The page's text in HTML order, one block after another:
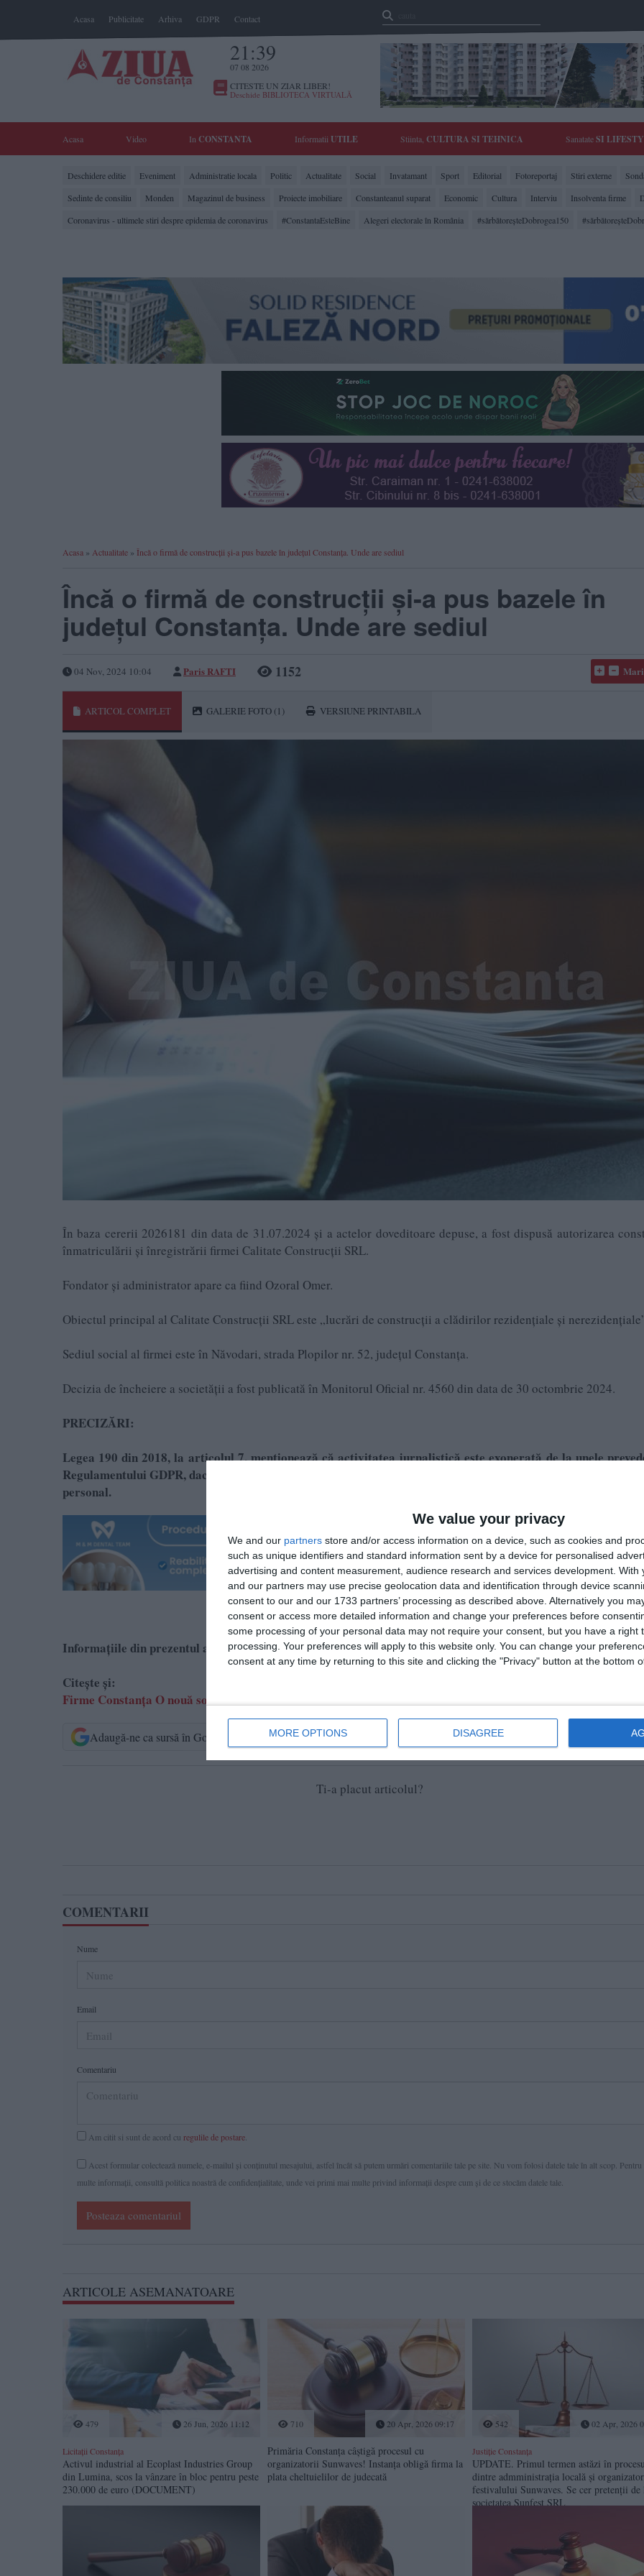
We value your privacy
We and our partners store and/or access information on a device, such as cookies and
such as unique identifiers and standard information sent by a device for personalised
advertising and content measurement, audience research and services development. With
and our partners may use precise geolocation data and identification through device
consent to our and our 1733 partners’ processing as described above. Alternatively you
consent or access more detailed information and change your preferences before
some processing of your personal data may not require your consent, but you have a right
processing. Your preferences will apply to this website only. You can change your
consent at any time by returning to this site and clicking the "Privacy" button at the bottom
MORE OPTIONS DISAGREE
Acasa Publicitate Arhiva GDPR Contact
21:39
07 08 2026
CITESTE UN ZIAR LIBER!
Deschide BIBLIOTECA VIRTUALĂ
Acasa Video In CONSTANTA Informatii UTILE Stiinta, CULTURA SI TEHNICA SanatateSI
Deschidere editie Eveniment Administratie locala Politic Actualitate Social Invatamant Sport Editorial Fotoreportaj Stiri externe
Sedinte de consiliu
Monden Magazinul de business Proiecte imobiliare Constanteanul suparat Economic Cultura Interviu Insolventa firme
Coronavirus - ultimele stiri despre epidemia de coronavirus
#ConstantaEsteBine Alegeri electorale în România #sărbătoreşteDobrogea150
Acasa » Actualitate » Încă o firmă de construcții și-a pus bazele în județul Constanța. Unde are sediul
Încă o firmă de construcții și-a pus bazele în
județul Constanța. Unde are sediul
04 Nov, 2024 10:04 Paris RAFTI 1152
ARTICOL COMPLET GALERIE FOTO (1) VERSIUNE PRINTABILA
În baza cererii 2026181 din data de 31.07.2024 și a actelor doveditoare depuse, a fost dispusă autorizarea
înmatriculării și înregistrării firmei Calitate Construcții SRL.
Fondator și administrator apare ca fiind Ozoral Omer.
Obiectul principal al Calitate Construcții SRL este „lucrări de construcții a clădirilor rezidențiale și
Sediul social al firmei este în Năvodari, strada Plopilor nr. 52, județul Constanța.
Decizia de încheiere a societății a fost publicată în Monitorul Oficial nr. 4560 din data de 30 octombrie 2024.
PRECIZĂRI:
Legea 190 din 2018, la articolul 7, menţionează că activitatea jurnalistică este exonerată de la unele
Regulamentului GDPR, dacă se păstrează un echilibru între libertatea de exprimare şi protecţia datelor cu
personal.
Informațiile din prezentul articol sunt de interes public și sunt obținute din surse publice deschise.
Citește și:
Firme Constanța O nouă societate de construcții și-a pus bazele în Valu lui Traian
Adaugă-ne ca sursă în Google Urmărește-ne pe Google News Urmărește-ne pe Whatsapp
Ti-a placut articolul?
COMENTARII
Nume
Email
Comentariu
Am citit si sunt de acord cu regulile de postare
Acest formular colectează numele, e-mailul şi conținutul mesajului, astfel încât să putem urmări comentariile tale pe site. Nu vom folosi datele tale în alt scop. Pentru
multe informaţii, consultă politica noastră de confidenţialitate, unde vei primi mai multe privind informaţii despre cum și de ce stocăm datele tale.
Posteaza comentariul
ARTICOLE ASEMANATOARE
479 26 Jun, 2026 11:12
Licitații Constanța
Activul industrial al Ecoplast Industries Group
din Lumina, scos la vânzare în bloc pentru peste
230.000 de euro (DOCUMENT)
710 20 Apr, 2026 09:17
Primăria Constanța câștigă procesul cu
organizatorii Sunwaves! Instanța obligă firma la
plata cheltuielilor de judecată
542 02 Apr, 2026
Justiție Constanța
UPDATE. Primul termen astăzi în
dintre admministrația locală și
festivalului Sunwaves. Se cer pretenții de
societatea Sunfest SRL